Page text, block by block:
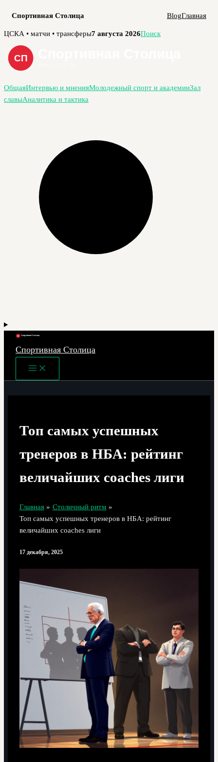
Спортивная Столица BlogГлавная
Перейти
содержимому
ЦСКА • матчи • трансферы7 августа 2026Поиск
ОбщаяИнтервью и мненияМолодежный спорт и академииЗал
славыАналитика и тактика
Спортивная Столица
Main
Menu
Топ самых успешных
тренеров в НБА: рейтинг
величайших coaches лиги
Главная
Столичный ритм
Топ самых успешных тренеров в НБА: рейтинг
величайших coaches лиги
17 декабря, 2025